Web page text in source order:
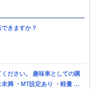
きますか？
ださい。 趣味車としての購
満 ・MT設定あり ・軽量 で